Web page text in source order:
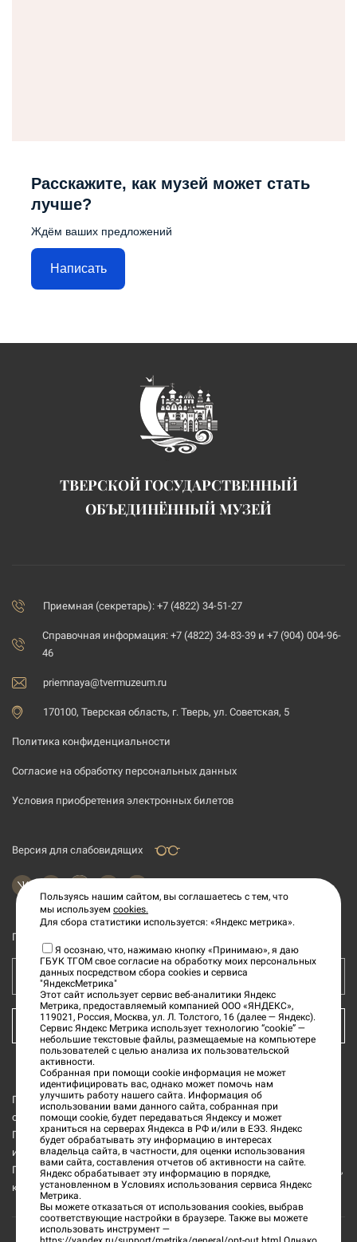
Расскажите, как музей может стать
лучше?
Ждём ваших предложений
Написать
ТВЕРСКОЙ ГОСУДАРСТВЕННЫЙ
ОБЪЕДИНЁННЫЙ МУЗЕЙ
Приемная (секретарь): +7 (4822) 34-51-27
Справочная информация: +7 (4822) 34-83-39 и +7 (904) 004-96-
46
priemnaya@tvermuzeum.ru
170100, Тверская область, г. Тверь, ул. Советская, 5
Политика конфиденциальности
Согласие на обработку персональных данных
Условия приобретения электронных билетов
Версия для слабовидящих
Подпишитесь на рассылку новостей
Ваш e-mail адрес
КУПИТЬ БИЛЕТ
Государственное бюджетное учреждение культуры «Тверской
области Тверской государственный объединённый музей» (далее
ГБУК ТГОМ) является обладателем исключительных прав на все
изображения интерьеров и музейных предметов из коллекции
ГБУК ТГОМ, а также на все изображения и текстовую информацию,
которые размещены на данном официальном сайте.
Пользуясь нашим сайтом, вы соглашаетесь с тем, что
мы используем cookies.
Для сбора статистики используется: «Яндекс метрика».
Я осознаю, что, нажимаю кнопку «Принимаю», я даю
ГБУК ТГОМ свое согласие на обработку моих персональных
данных посредством сбора cookies и сервиса
"ЯндексМетрика"
Этот сайт использует сервис веб-аналитики Яндекс
Метрика, предоставляемый компанией ООО «ЯНДЕКС»,
119021, Россия, Москва, ул. Л. Толстого, 16 (далее — Яндекс).
Сервис Яндекс Метрика использует технологию “cookie” —
небольшие текстовые файлы, размещаемые на компьютере
пользователей с целью анализа их пользовательской
активности.
Собранная при помощи cookie информация не может
идентифицировать вас, однако может помочь нам
улучшить работу нашего сайта. Информация об
использовании вами данного сайта, собранная при
помощи cookie, будет передаваться Яндексу и может
храниться на серверах Яндекса в РФ и/или в ЕЭЗ. Яндекс
будет обрабатывать эту информацию в интересах
владельца сайта, в частности, для оценки использования
вами сайта, составления отчетов об активности на сайте.
Яндекс обрабатывает эту информацию в порядке,
установленном в Условиях использования сервиса Яндекс
Метрика.
Вы можете отказаться от использования cookies, выбрав
соответствующие настройки в браузере. Также вы можете
использовать инструмент —